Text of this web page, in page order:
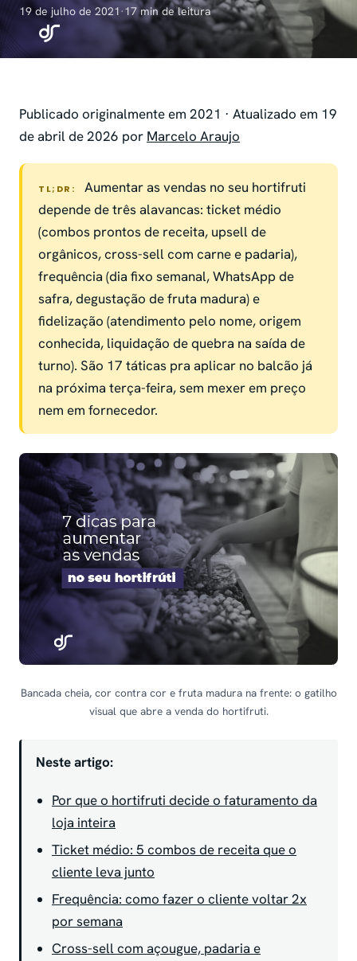
19 de julho de 2021·17 min de leitura
Publicado originalmente em 2021 · Atualizado em 19
de abril de 2026 por Marcelo Araujo
TL;DR:
Aumentar as vendas no seu hortifruti
depende de três alavancas: ticket médio
(combos prontos de receita, upsell de
orgânicos, cross-sell com carne e padaria),
frequência (dia fixo semanal, WhatsApp de
safra, degustação de fruta madura) e
fidelização (atendimento pelo nome, origem
conhecida, liquidação de quebra na saída de
turno). São 17 táticas pra aplicar no balcão já
na próxima terça-feira, sem mexer em preço
nem em fornecedor.
Bancada cheia, cor contra cor e fruta madura na frente: o gatilho
visual que abre a venda do hortifruti.
Neste artigo:
Por que o hortifruti decide o faturamento da
loja inteira
Ticket médio: 5 combos de receita que o
cliente leva junto
Frequência: como fazer o cliente voltar 2x
por semana
Cross-sell com açougue, padaria e